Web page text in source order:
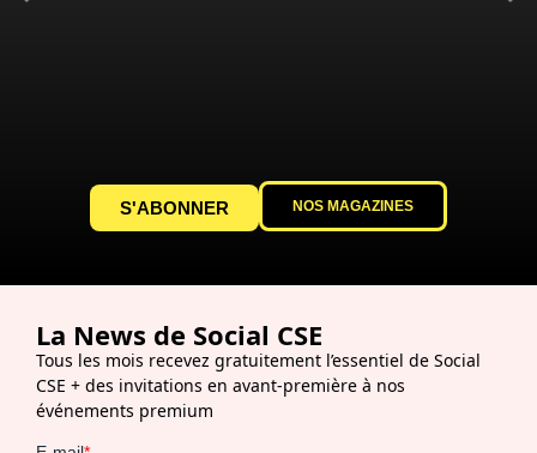
S'ABONNER NOS MAGAZINES
La News de Social CSE
Tous les mois recevez gratuitement l’essentiel de Social
CSE + des invitations en avant-première à nos
événements premium